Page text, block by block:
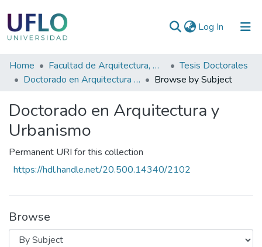
Log In (current)
Communities
&
All of RIUFLO
Home Facultad de Arquitectura, Diseño y Planeamiento Socioambiental
Tesis Doctorales
Doctorado en Arquitectura y Urbanismo
Browse by Subject
Doctorado en Arquitectura y
Urbanismo
Permanent URI for this collection
https://hdl.handle.net/20.500.14340/2102
Browse